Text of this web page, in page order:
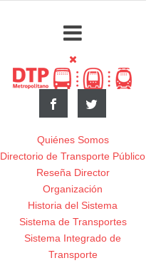
Quiénes Somos
Directorio de Transporte Público
Reseña Director
Organización
Historia del Sistema
Sistema de Transportes
Sistema Integrado de
Transporte